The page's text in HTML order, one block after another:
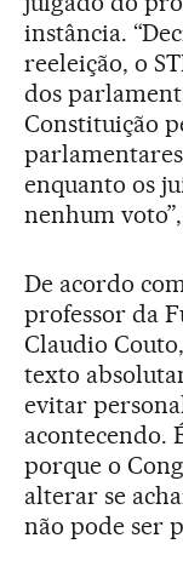
instância.
reeleição, o
dos
Constituição
enquanto os
nenhum
De acordo
professor da
Claudio
texto
evitar
acontecendo.
porque o
alterar se
não pode ser